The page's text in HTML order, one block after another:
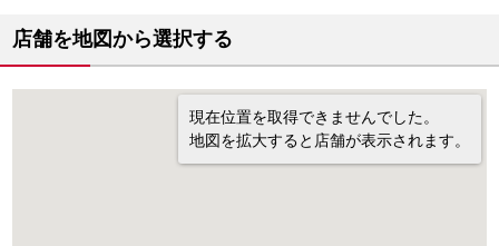
店舗を地図から選択する
現在位置を取得できませんでした。
地図を拡大すると店舗が表示されます。